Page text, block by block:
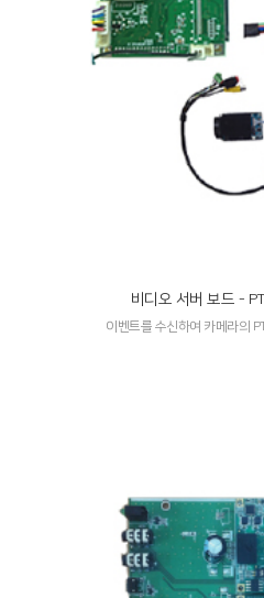
비디오 서버 보드 -
이벤트를 수신하여 카메라의